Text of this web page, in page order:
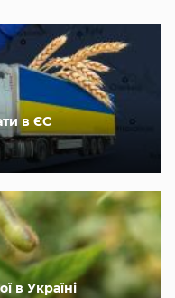
в ЄС
в Україні